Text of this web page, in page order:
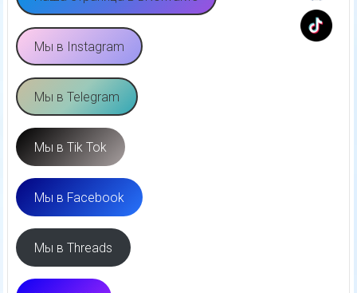
Мы в Instagram
Мы в Telegram
Мы в Tik Tok
Мы в Facebook
Мы в Threads